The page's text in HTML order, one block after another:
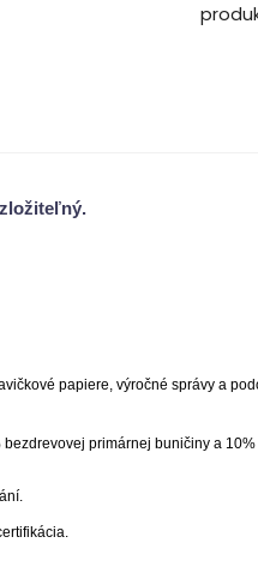
papiere, výročné správy a
primárnej buničiny a